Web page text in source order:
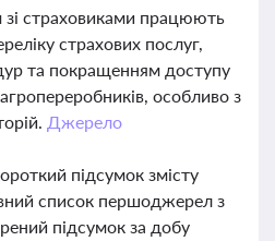
зі страховиками працюють
страхових послуг,
та покращенням доступу
особливо з
Джерело
підсумок змісту
список першоджерел з
підсумок за добу